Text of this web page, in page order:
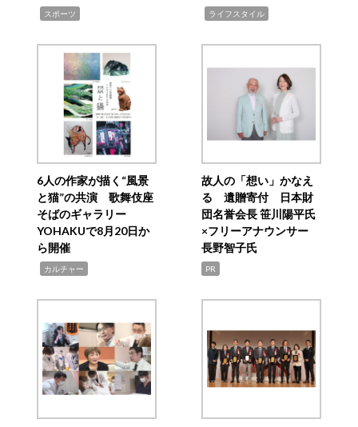
スポーツ ライフスタイル
6人の作家が描く“風景
と猫”の共演 歌舞伎座
そばのギャラリー
YOHAKUで8月20日か
ら開催
カルチャー
故人の「想い」かなえ
る 遺贈寄付 日本財
団名誉会長 笹川陽平氏
×フリーアナウンサー
長野智子氏
PR